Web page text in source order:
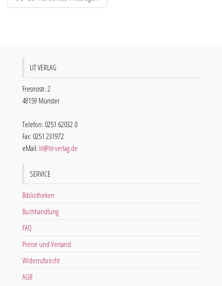
LIT VERLAG
Fresnostr. 2
48159 Münster
Telefon: 0251 62032 0
Fax: 0251 231972
eMail: lit@lit-verlag.de
SERVICE
Bibliotheken
Buchhandlung
FAQ
Preise und Versand
Widerrufsrecht
AGB